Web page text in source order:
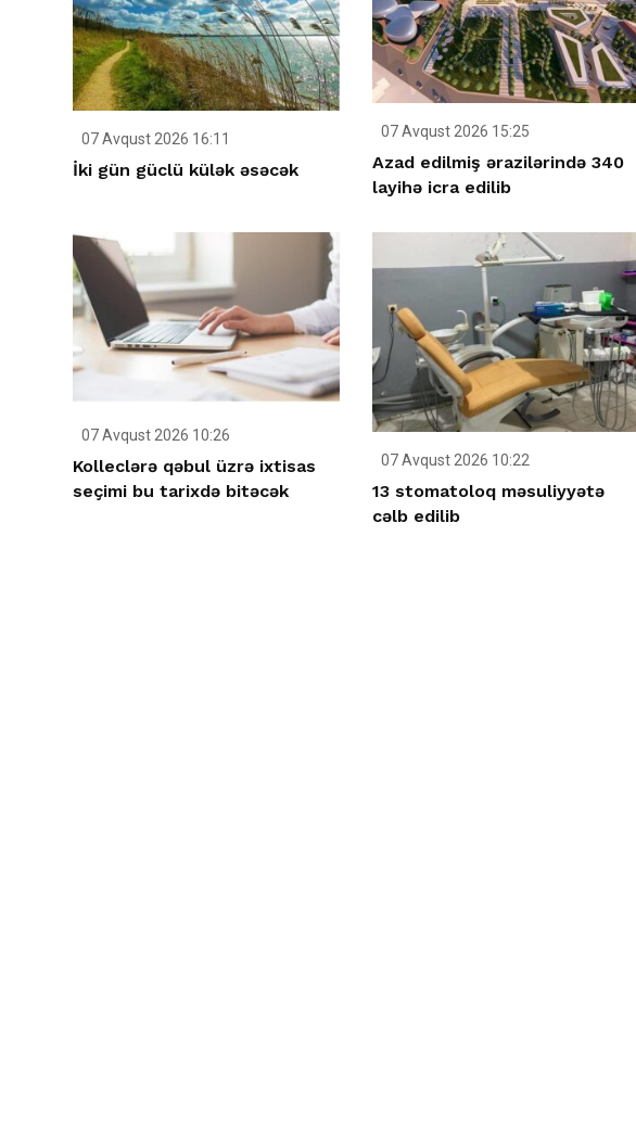
07 Avqust 2026 16:11
İki gün güclü külək əsəcək
07 Avqust 2026 15:25
Azad edilmiş ərazilərində 340
layihə icra edilib
07 Avqust 2026 10:26
Kolleclərə qəbul üzrə ixtisas
seçimi bu tarixdə bitəcək
07 Avqust 2026 10:22
13 stomatoloq məsuliyyətə
cəlb edilib